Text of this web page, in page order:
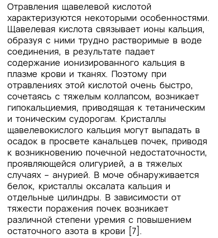
Отравления щавелевой кислотой
характеризуются некоторыми особенностями.
Щавелевая кислота связывает ионы кальция,
образуя с ними трудно растворимые в воде
соединения, в результате падает
содержание ионизированного кальция в
плазме крови и тканях. Поэтому при
отравлениях этой кислотой очень быстро,
сочетаясь с тяжелым коллапсом, возникает
гипокальциемия, приводящая к тетаническим
и тоническим судорогам. Кристаллы
щавелевокислого кальция могут выпадать в
осадок в просвете канальцев почек, приводя
к возникновению почечной недостаточности,
проявляющейся олигурией, а в тяжелых
случаях – анурией. В моче обнаруживается
белок, кристаллы оксалата кальция и
отдельные цилиндры. В зависимости от
тяжести поражения почек возникает
различной степени уремия с повышением
остаточного азота в крови [7].